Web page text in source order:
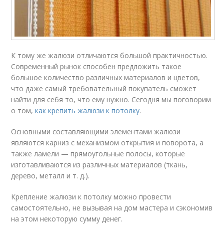
К тому же жалюзи отличаются большой практичностью.
Современный рынок способен предложить такое
большое количество различных материалов и цветов,
что даже самый требовательный покупатель сможет
найти для себя то, что ему нужно. Сегодня мы поговорим
о том,как крепить жалюзи к потолку.
Основными составляющими элементами жалюзи
являются карниз с механизмом открытия и поворота, а
также ламели — прямоугольные полосы, которые
изготавливаются из различных материалов (ткань,
дерево, металл и т. д.).
Крепление жалюзи к потолку можно провести
самостоятельно, не вызывая на дом мастера и сэкономив
на этом некоторую сумму денег.